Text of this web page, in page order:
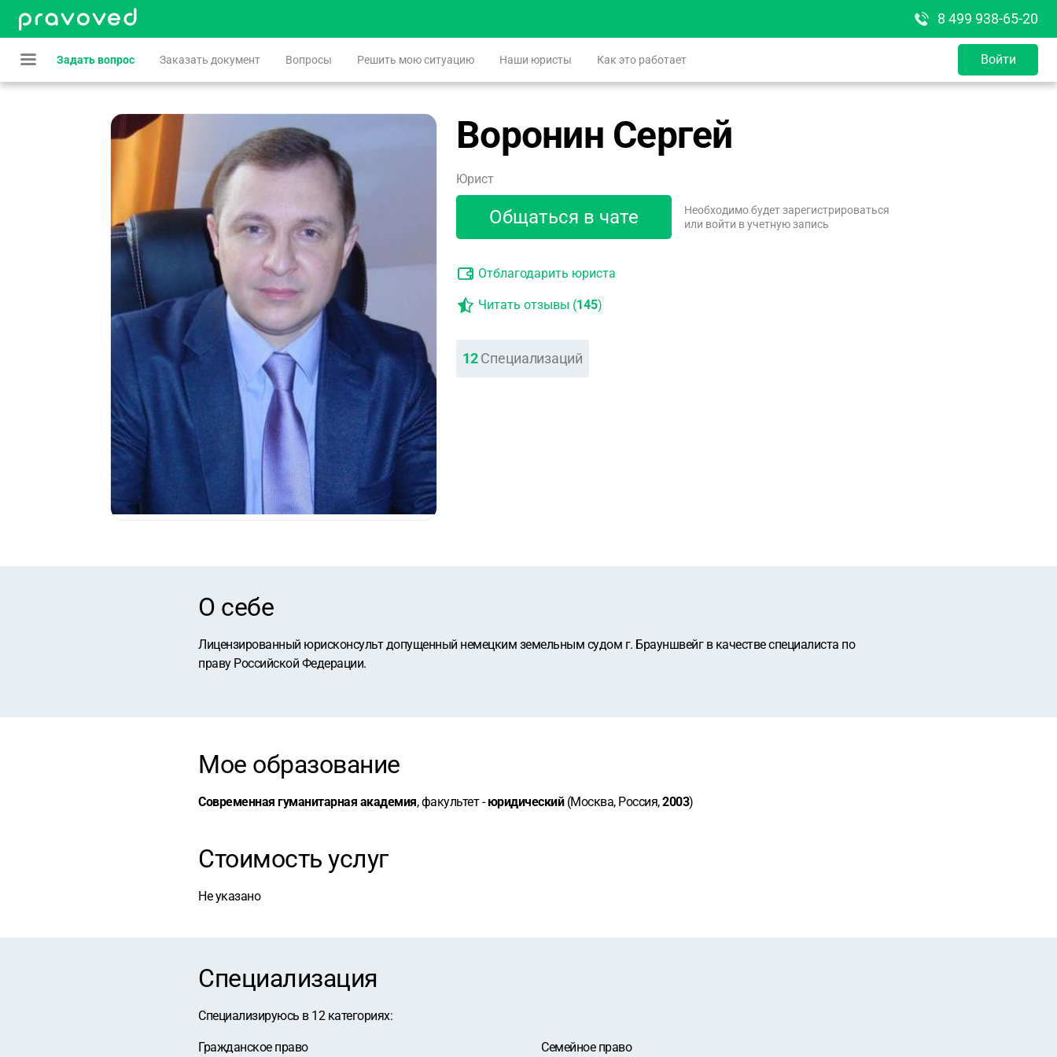
8 499 938-65-20
Задать вопрос Заказать документ Вопросы Решить мою ситуацию Наши юристы Как это работает Войти
Воронин Сергей
Юрист
Общаться в чате
Необходимо будет зарегистрироваться
или войти в учетную запись
Отблагодарить юриста
Читать отзывы (145)
12 Специализаций
О себе
Лицензированный юрисконсульт допущенный немецким земельным судом г. Брауншвейг в качестве специалиста по
праву Российской Федерации.
Мое образование
Cовременная гуманитарная академия, факультет -юридический(Москва, Россия,2003)
Стоимость услуг
Не указано
Специализация
Специализируюсь в 12 категориях:
Гражданское право Семейное право